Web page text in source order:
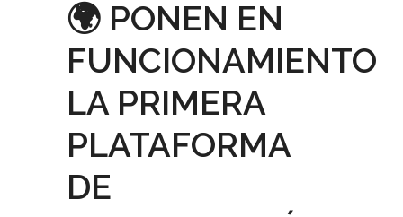
🌍 PONEN EN
FUNCIONAMIENTO
LA PRIMERA
PLATAFORMA
DE